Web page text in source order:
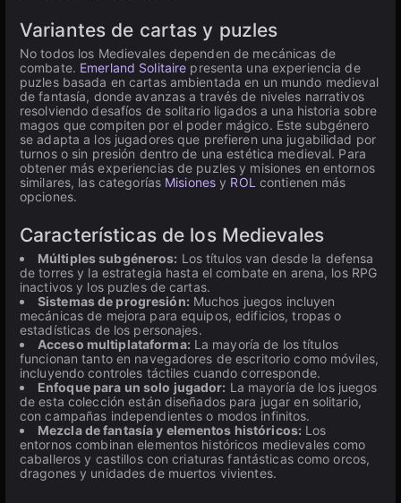
Variantes de cartas y puzles
No todos los Medievales dependen de mecánicas de
combate. Emerland Solitaire presenta una experiencia de
puzles basada en cartas ambientada en un mundo medieval
de fantasía, donde avanzas a través de niveles narrativos
resolviendo desafíos de solitario ligados a una historia sobre
magos que compiten por el poder mágico. Este subgénero
se adapta a los jugadores que prefieren una jugabilidad por
turnos o sin presión dentro de una estética medieval. Para
obtener más experiencias de puzles y misiones en entornos
similares, las categorías Misiones y ROL contienen más
opciones.
Características de los Medievales
Múltiples subgéneros: Los títulos van desde la defensa
de torres y la estrategia hasta el combate en arena, los RPG
inactivos y los puzles de cartas.
Sistemas de progresión: Muchos juegos incluyen
mecánicas de mejora para equipos, edificios, tropas o
estadísticas de los personajes.
Acceso multiplataforma: La mayoría de los títulos
funcionan tanto en navegadores de escritorio como móviles,
incluyendo controles táctiles cuando corresponde.
Enfoque para un solo jugador: La mayoría de los juegos
de esta colección están diseñados para jugar en solitario,
con campañas independientes o modos infinitos.
Mezcla de fantasía y elementos históricos: Los
entornos combinan elementos históricos medievales como
caballeros y castillos con criaturas fantásticas como orcos,
dragones y unidades de muertos vivientes.